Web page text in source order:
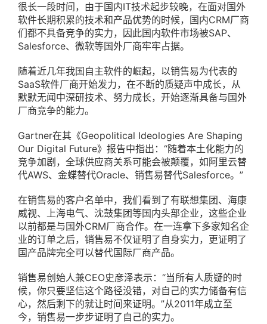
很长一段时间，由于国内IT技术起步较晚，在面对国外
软件长期积累的技术和产品优势的时候，国内CRM厂商
们都不具备竞争的实力，因此国内软件市场被SAP、
Salesforce、微软等国外厂商牢牢占据。
随着近几年我国自主软件的崛起，以销售易为代表的
SaaS软件厂商开始发力，在不断的质疑声中成长，从
默默无闻中深研技术、努力成长，开始逐渐具备与国外
厂商竞争的能力。
Gartner在其《Geopolitical Ideologies Are Shaping
Our Digital Future》报告中指出：“随着本土化能力的
竞争加剧，全球供应商关系可能会被颠覆，如阿里云替
代AWS、金蝶替代Oracle、销售易替代Salesforce。”
在销售易的客户名单中，我们看到了有联想集团、海康
威视、上海电气、沈鼓集团等国内头部企业，这些企业
以前都是与国外CRM厂商合作。在一连拿下多家知名企
业的订单之后，销售易不仅证明了自身实力，更证明了
国产品牌完全可以替代国际厂商产品。
销售易创始人兼CEO史彦泽表示：“当所有人质疑的时
候，你只要坚信这个路径没错，对自己的实力储备有信
心，然后剩下的就让时间来证明。”从2011年成立至
今，销售易一步步证明了自己的实力。